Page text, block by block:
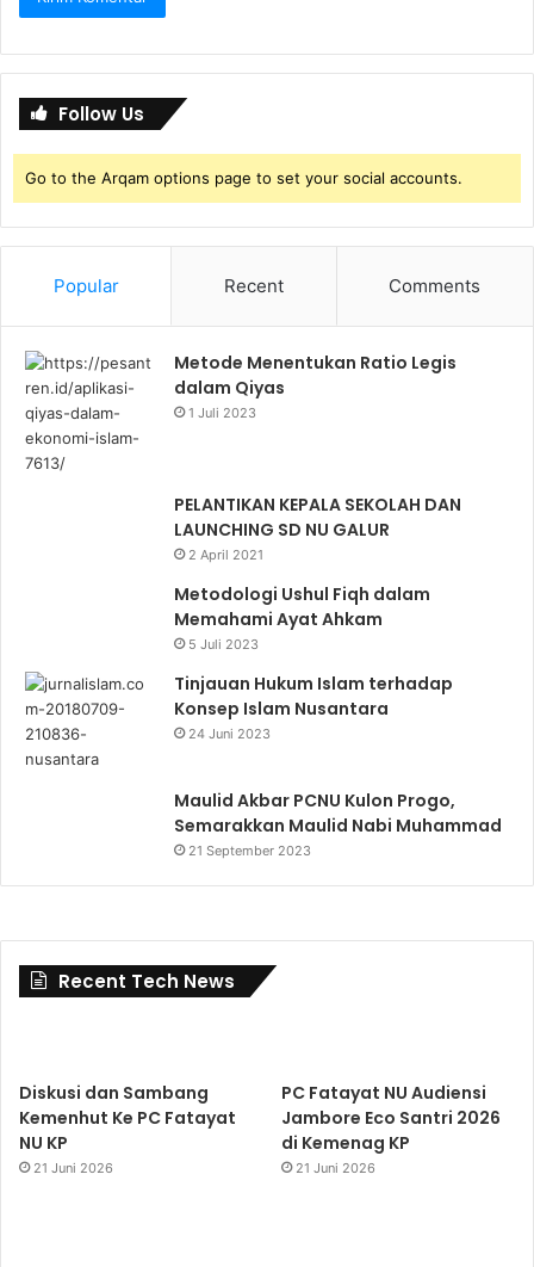
Follow Us
Go to the Arqam options page to set your social accounts.
Popular Recent Comments
Metode Menentukan Ratio Legis
dalam Qiyas
1 Juli 2023
PELANTIKAN KEPALA SEKOLAH DAN
LAUNCHING SD NU GALUR
2 April 2021
Metodologi Ushul Fiqh dalam
Memahami Ayat Ahkam
5 Juli 2023
Tinjauan Hukum Islam terhadap
Konsep Islam Nusantara
24 Juni 2023
Maulid Akbar PCNU Kulon Progo,
Semarakkan Maulid Nabi Muhammad
21 September 2023
Recent Tech News
Diskusi dan Sambang
Kemenhut Ke PC Fatayat
NU KP
21 Juni 2026
PC Fatayat NU Audiensi
Jambore Eco Santri 2026
di Kemenag KP
21 Juni 2026